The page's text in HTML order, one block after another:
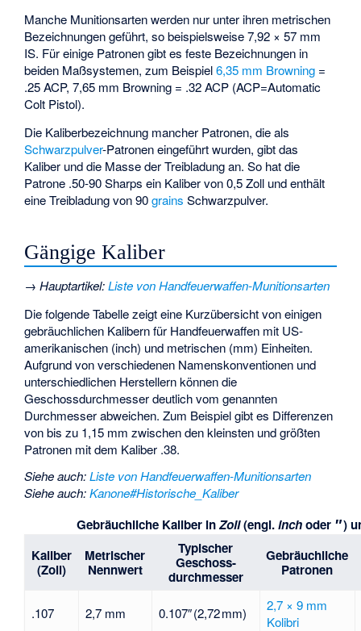
Manche Munitionsarten werden nur unter ihren metrischen
Bezeichnungen geführt, so beispielsweise 7,92 × 57 mm
IS. Für einige Patronen gibt es feste Bezeichnungen in
beiden Maßsystemen, zum Beispiel6,35 mm Browning =
.25 ACP, 7,65 mm Browning = .32 ACP (ACP=Automatic
Colt Pistol).
Die Kaliberbezeichnung mancher Patronen, die als
Schwarzpulver-Patronen eingeführt wurden, gibt das
Kaliber und die Masse der Treibladung an. So hat die
Patrone .50-90 Sharps ein Kaliber von 0,5 Zoll und enthält
eine Treibladung von 90grains Schwarzpulver.
Gängige Kaliber
→Hauptartikel:Liste von Handfeuerwaffen-Munitionsarten
Die folgende Tabelle zeigt eine Kurzübersicht von einigen
gebräuchlichen Kalibern für Handfeuerwaffen mit US-
amerikanischen (inch) und metrischen (mm) Einheiten.
Aufgrund von verschiedenen Namenskonventionen und
unterschiedlichen Herstellern können die
Geschossdurchmesser deutlich vom genannten
Durchmesser abweichen. Zum Beispiel gibt es Differenzen
von bis zu 1,15 mm zwischen den kleinsten und größten
Patronen mit dem Kaliber .38.
Siehe auch:Liste von Handfeuerwaffen-Munitionsarten
Siehe auch:Kanone#Historische_Kaliber
Gebräuchliche Kaliber inZoll(engl.inchoder ″)
Kaliber
(Zoll)
Metrischer
Nennwert
Typischer
Geschoss-
durchmesser
Gebräuchliche
Patronen
.107 2,7 mm 0.107″ (2,72 mm)
2,7 × 9 mm
Kolibri